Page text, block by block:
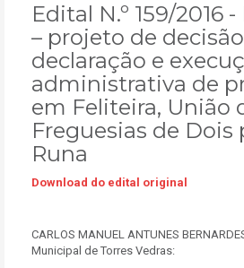
Edital N.º 159/2016
– projeto de
declaração e
administrativa de
em Feliteira, União
Freguesias de Dois
Runa
Download do edital original
CARLOS MANUEL ANTUNES
Municipal de Torres Vedras: